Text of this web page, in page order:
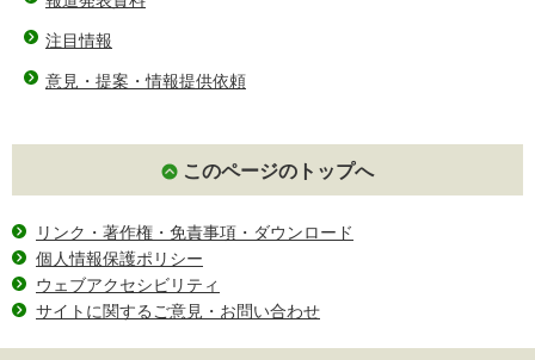
注目情報
意見・提案・情報提供依頼
このページのトップへ
リンク・著作権・免責事項・ダウンロード
個人情報保護ポリシー
ウェブアクセシビリティ
サイトに関するご意見・お問い合わせ